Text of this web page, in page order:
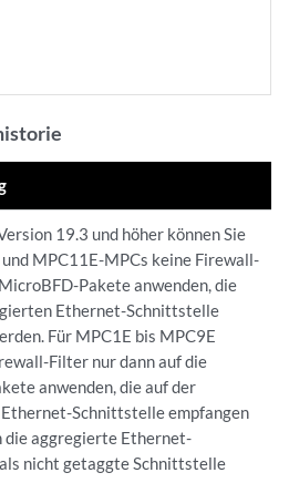
19.3 und höher können Sie
MPC11E-MPCs keine Firewall-
Pakete anwenden, die
Ethernet-Schnittstelle
Für MPC1E bis MPC9E
Filter nur dann auf die
anwenden, die auf der
Schnittstelle empfangen
die aggregierte Ethernet-
nicht getaggte Schnittstelle